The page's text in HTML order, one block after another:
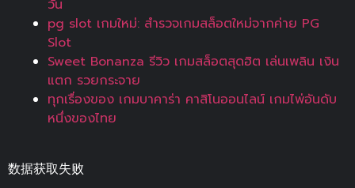
วัน
pg slot เกมใหม่: สำรวจเกมสล็อตใหม่จากค่าย PG
Slot
Sweet Bonanza รีวิว เกมสล็อตสุดฮิต เล่นเพลิน เงิน
แตก รวยกระจาย
ทุกเรื่องของ เกมบาคาร่า คาสิโนออนไลน์ เกมไพ่อันดับ
หนึ่งของไทย
数据获取失败